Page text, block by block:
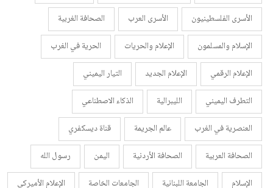
الأسرى الفلسطينيون
الأسرى العرب
الصحافة الغربية
الإسلام والمسلمون
الإعلام والحريات
الحرية في الغرب
الإعلام الرقمي
الإعلام الجديد
التيار اليميني
التطرف اليميني
الليبرالية
الذكاء الاصطناعي
العنصرية في الغرب
عالم الجريمة
قناة ديسكفري
الصحافة العربية
الصحافة الأردنية اليمن
رسول الله
الإسلام
الجامعة اللبنانية الجامعات الخاصة
الإعلام الأميركي